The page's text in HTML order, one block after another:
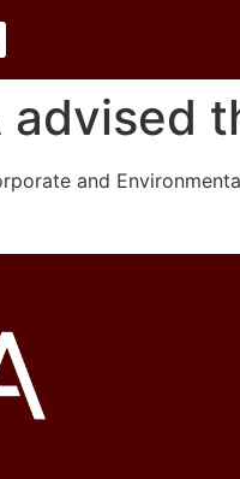
advised
and